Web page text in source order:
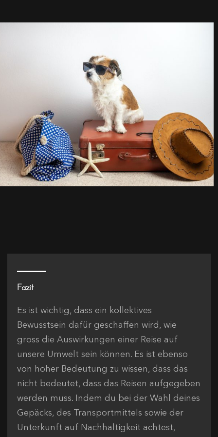
Fazit
Es ist wichtig, dass ein kollektives
Bewusstsein dafür geschaffen wird, wie
gross die Auswirkungen einer Reise auf
unsere Umwelt sein können. Es ist ebenso
von hoher Bedeutung zu wissen, dass das
nicht bedeutet, dass das Reisen aufgegeben
werden muss. Indem du bei der Wahl deines
Gepäcks, des Transportmittels sowie der
Unterkunft auf Nachhaltigkeit achtest,